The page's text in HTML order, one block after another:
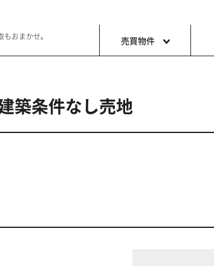
おまかせ。 売買物件
条件なし売地